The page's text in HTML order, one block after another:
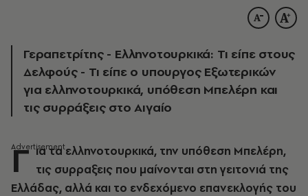
Γεραπετρίτης - Ελληνοτουρκικά: Τι είπε στους
Δελφούς - Τι είπε ο υπουργος Εξωτερικών
για ελληνοτουρκικά, υπόθεση Μπελέρη και
τις συρράξεις στο Αιγαίο
Γ ια τα ελληνοτουρκικά, την υπόθεση Μπελέρη,
τις συρραξεις που μαίνονται στη γειτονιά της
Ελλάδας, αλλά και το ενδεχόμενο επανεκλογής του